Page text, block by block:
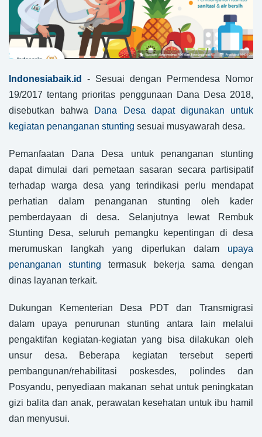
Indonesiabaik.id
- Sesuai dengan Permendesa Nomor
19/2017 tentang prioritas penggunaan Dana Desa 2018,
disebutkan bahwa Dana Desa dapat digunakan untuk
kegiatan penanganan stunting sesuai musyawarah desa.
Pemanfaatan Dana Desa untuk penanganan stunting
dapat dimulai dari pemetaan sasaran secara partisipatif
terhadap warga desa yang terindikasi perlu mendapat
perhatian dalam penanganan stunting oleh kader
pemberdayaan di desa. Selanjutnya lewat Rembuk
Stunting Desa, seluruh pemangku kepentingan di desa
merumuskan langkah yang diperlukan dalam upaya
penanganan stunting termasuk bekerja sama dengan
dinas layanan terkait.
Dukungan Kementerian Desa PDT dan Transmigrasi
dalam upaya penurunan stunting antara lain melalui
pengaktifan kegiatan-kegiatan yang bisa dilakukan oleh
unsur desa. Beberapa kegiatan tersebut seperti
pembangunan/rehabilitasi poskesdes, polindes dan
Posyandu, penyediaan makanan sehat untuk peningkatan
gizi balita dan anak, perawatan kesehatan untuk ibu hamil
dan menyusui.